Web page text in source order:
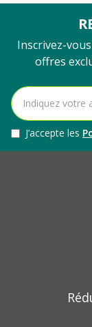
Inscrivez-
offres
J’accepte les